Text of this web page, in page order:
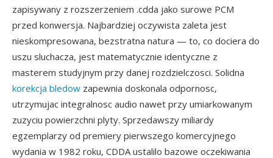
zapisywany z rozszerzeniem .cdda jako surowe PCM
przed konwersja. Najbardziej oczywista zaleta jest
nieskompresowana, bezstratna natura — to, co dociera do
uszu sluchacza, jest matematycznie identyczne z
masterem studyjnym przy danej rozdzielczosci. Solidna
korekcja bledow zapewnia doskonala odpornosc,
utrzymujac integralnosc audio nawet przy umiarkowanym
zuzyciu powierzchni plyty. Sprzedawszy miliardy
egzemplarzy od premiery pierwszego komercyjnego
wydania w 1982 roku, CDDA ustalilo bazowe oczekiwania